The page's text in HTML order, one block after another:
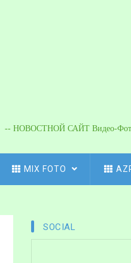
-- НОВОСТНОЙ САЙТ Видео-Фото
MIX FOTO
SOCIAL